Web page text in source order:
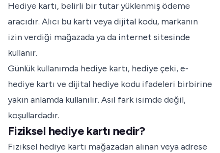
Hediye kartı, belirli bir tutar yüklenmiş ödeme
aracıdır. Alıcı bu kartı veya dijital kodu, markanın
izin verdiği mağazada ya da internet sitesinde
kullanır.
Günlük kullanımda hediye kartı, hediye çeki, e-
hediye kartı ve dijital hediye kodu ifadeleri birbirine
yakın anlamda kullanılır. Asıl fark isimde değil,
koşullardadır.
Fiziksel hediye kartı nedir?
Fiziksel hediye kartı mağazadan alınan veya adrese